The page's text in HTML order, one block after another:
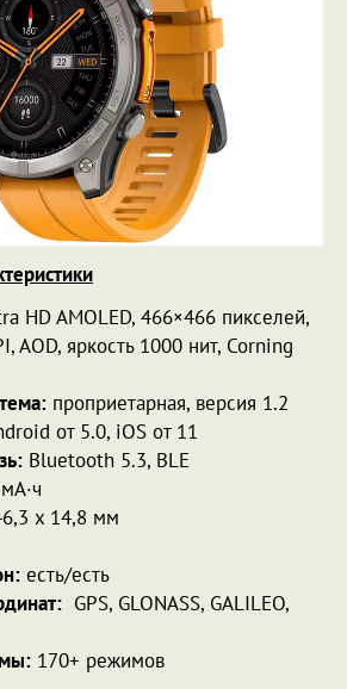
HD AMOLED, 466×466 пикселей,
AOD, яркость 1000 нит, Corning
проприетарная, версия 1.2
от 5.0, iOS от 11
Bluetooth 5.3, BLE
x 14,8 мм
есть/есть
GPS, GLONASS, GALILEO,
170+ режимов